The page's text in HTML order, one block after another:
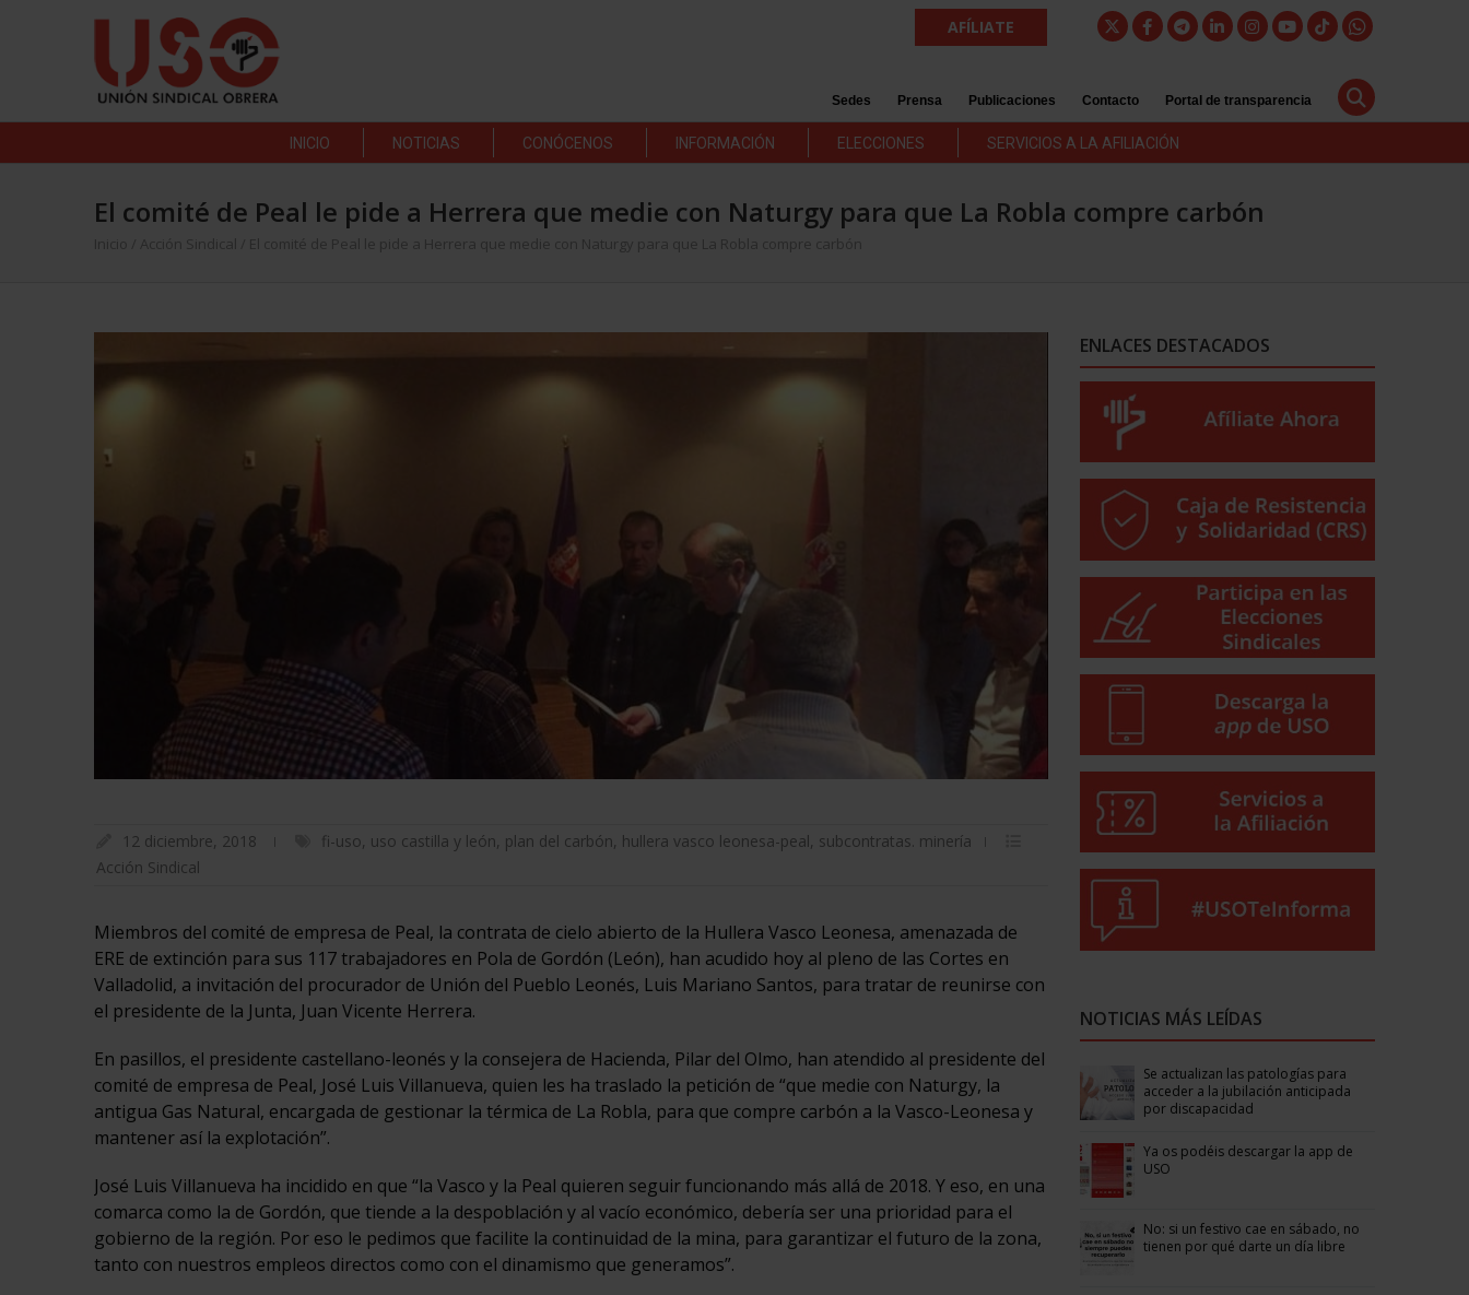
AFÍLIATE
Sedes Prensa Publicaciones Contacto Portal de transparencia
INICIO NOTICIAS CONÓCENOS INFORMACIÓN ELECCIONES SERVICIOS A LA AFILIACIÓN
El comité de Peal le pide a Herrera que medie con Naturgy para que La Robla compre carbón
Inicio Acción Sindical El comité de Peal le pide a Herrera que medie con Naturgy para que La Robla compre carbón
12 diciembre, 2018 fi-uso, uso castilla y león, plan del carbón, hullera vasco leonesa-peal, subcontratas. minería
Acción Sindical
Miembros del comité de empresa de Peal, la contrata de cielo abierto de la Hullera Vasco Leonesa, amenazada de
ERE de extinción para sus 117 trabajadores en Pola de Gordón (León), han acudido hoy al pleno de las Cortes en
Valladolid, a invitación del procurador de Unión del Pueblo Leonés, Luis Mariano Santos, para tratar de reunirse con
el presidente de la Junta, Juan Vicente Herrera.
En pasillos, el presidente castellano-leonés y la consejera de Hacienda, Pilar del Olmo, han atendido al presidente del
comité de empresa de Peal, José Luis Villanueva, quien les ha traslado la petición de “que medie con Naturgy, la
antigua Gas Natural, encargada de gestionar la térmica de La Robla, para que compre carbón a la Vasco-Leonesa y
mantener así la explotación”.
José Luis Villanueva ha incidido en que “la Vasco y la Peal quieren seguir funcionando más allá de 2018. Y eso, en una
comarca como la de Gordón, que tiende a la despoblación y al vacío económico, debería ser una prioridad para el
gobierno de la región. Por eso le pedimos que facilite la continuidad de la mina, para garantizar el futuro de la zona,
tanto con nuestros empleos directos como con el dinamismo que generamos”.
ENLACES DESTACADOS
NOTICIAS MÁS LEÍDAS
Se actualizan las patologías para
acceder a la jubilación anticipada
por discapacidad
Ya os podéis descargar la app de
USO
No: si un festivo cae en sábado, no
tienen por qué darte un día libre